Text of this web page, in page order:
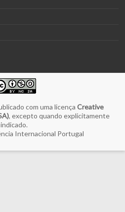
com uma licençaCreative
, excepto quando explicitamente
indicado.
Internacional Portugal